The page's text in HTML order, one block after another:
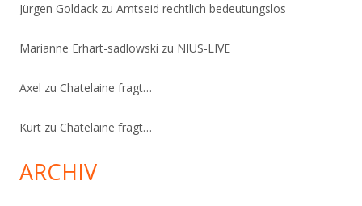
Jürgen Goldack zu Amtseid rechtlich bedeutungslos
Marianne Erhart-sadlowski zu NIUS-LIVE
Axel zu Chatelaine fragt…
Kurt zu Chatelaine fragt…
ARCHIV